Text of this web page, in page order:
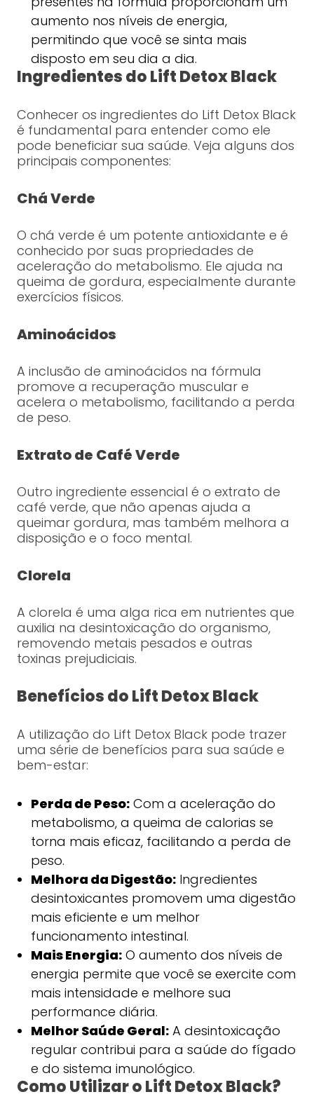
aumento nos níveis de energia,
permitindo que você se sinta mais
disposto em seu dia a dia.
Ingredientes do Lift Detox Black
Conhecer os ingredientes do Lift Detox Black
é fundamental para entender como ele
pode beneficiar sua saúde. Veja alguns dos
principais componentes:
Chá Verde
O chá verde é um potente antioxidante e é
conhecido por suas propriedades de
aceleração do metabolismo. Ele ajuda na
queima de gordura, especialmente durante
exercícios físicos.
Aminoácidos
A inclusão de aminoácidos na fórmula
promove a recuperação muscular e
acelera o metabolismo, facilitando a perda
de peso.
Extrato de Café Verde
Outro ingrediente essencial é o extrato de
café verde, que não apenas ajuda a
queimar gordura, mas também melhora a
disposição e o foco mental.
Clorela
A clorela é uma alga rica em nutrientes que
auxilia na desintoxicação do organismo,
removendo metais pesados e outras
toxinas prejudiciais.
Benefícios do Lift Detox Black
A utilização do Lift Detox Black pode trazer
uma série de benefícios para sua saúde e
bem-estar:
Perda de Peso:Com a aceleração do
metabolismo, a queima de calorias se
torna mais eficaz, facilitando a perda de
peso.
Melhora da Digestão:Ingredientes
desintoxicantes promovem uma digestão
mais eficiente e um melhor
funcionamento intestinal.
Mais Energia:O aumento dos níveis de
energia permite que você se exercite com
mais intensidade e melhore sua
performance diária.
Melhor Saúde Geral:A desintoxicação
regular contribui para a saúde do fígado
e do sistema imunológico.
Como Utilizar o Lift Detox Black?